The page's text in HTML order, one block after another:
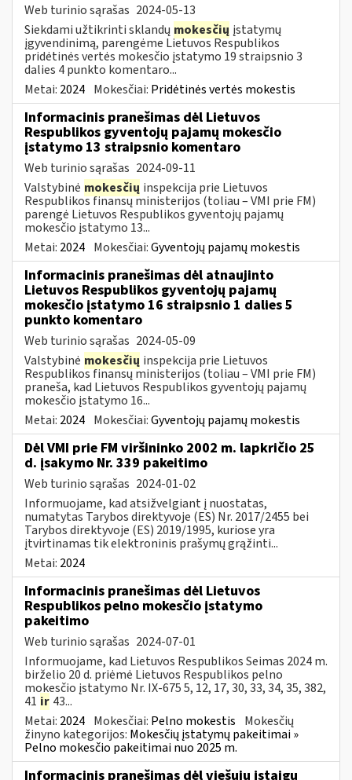
Web turinio sąrašas 2024-05-13
Siekdami užtikrinti sklandų mokesčių įstatymų
įgyvendinimą, parengėme Lietuvos Respublikos
pridėtinės vertės mokesčio įstatymo 19 straipsnio 3
dalies 4 punkto komentaro...
Metai: 2024 Mokesčiai: Pridėtinės vertės mokestis
Informacinis pranešimas dėl Lietuvos
Respublikos gyventojų pajamų mokesčio
įstatymo 13 straipsnio komentaro
Web turinio sąrašas 2024-09-11
Valstybinė mokesčių inspekcija prie Lietuvos
Respublikos finansų ministerijos (toliau – VMI prie FM)
parengė Lietuvos Respublikos gyventojų pajamų
mokesčio įstatymo 13...
Metai: 2024 Mokesčiai:Gyventojų pajamų mokestis
Informacinis pranešimas dėl atnaujinto
Lietuvos Respublikos gyventojų pajamų
mokesčio įstatymo 16 straipsnio 1 dalies 5
punkto komentaro
Web turinio sąrašas 2024-05-09
Valstybinė mokesčių inspekcija prie Lietuvos
Respublikos finansų ministerijos (toliau – VMI prie FM)
praneša, kad Lietuvos Respublikos gyventojų pajamų
mokesčio įstatymo 16...
Metai: 2024 Mokesčiai:Gyventojų pajamų mokestis
Dėl VMI prie FM viršininko 2002 m. lapkričio 25
d. įsakymo Nr. 339 pakeitimo
Web turinio sąrašas 2024-01-02
Informuojame, kad atsižvelgiant į nuostatas,
numatytas Tarybos direktyvoje (ES) Nr. 2017/2455 bei
Tarybos direktyvoje (ES) 2019/1995, kuriose yra
įtvirtinamas tik elektroninis prašymų grąžinti...
Metai: 2024
Informacinis pranešimas dėl Lietuvos
Respublikos pelno mokesčio įstatymo
pakeitimo
Web turinio sąrašas 2024-07-01
Informuojame, kad Lietuvos Respublikos Seimas 2024 m.
birželio 20 d. priėmė Lietuvos Respublikos pelno
mokesčio įstatymo Nr. IX-675 5, 12, 17, 30, 33, 34, 35, 382,
41 ir 43...
Metai: 2024 Mokesčiai: Pelno mokestis Mokesčių
žinyno kategorijos: Mokesčių įstatymų pakeitimai »
Pelno mokesčio pakeitimai nuo 2025 m.
Informacinis pranešimas dėl viešųjų įstaigų